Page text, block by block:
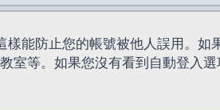
能防止您的帳號被他人誤用。如
室等。如果您沒有看到自動登入